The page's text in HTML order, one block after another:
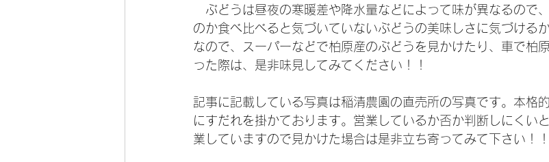
ぶどうは昼夜の寒暖差や降水量などによって味が異なるので
のか食べ比べると気づいていないぶどうの美味しさに気づける
なので、スーパーなどで柏原産のぶどうを見かけたり、車で柏
った際は、是非味見してみてください！！
記事に記載している写真は稲清農園の直売所の写真です。本格
にすだれを掛かております。営業しているか否か判断しにくい
業していますので見かけた場合は是非立ち寄ってみて下さい！！